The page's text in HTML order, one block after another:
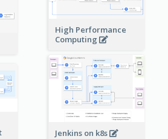
High Performance
Computing
Jenkins on k8s